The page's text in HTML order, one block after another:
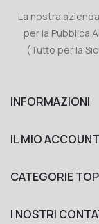
La nostra
per la Pubblica
(Tutto per la
INFORMAZIONI
IL MIO ACCOUNT
CATEGORIE TOP
I NOSTRI